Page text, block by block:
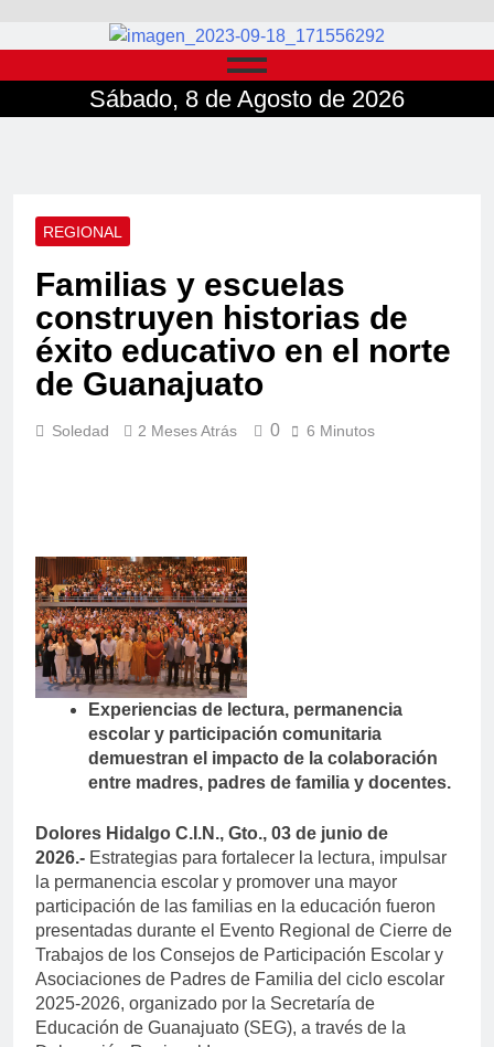
Sábado, 8 de Agosto de 2026
REGIONAL
Familias y escuelas
construyen historias de
éxito educativo en el norte
de Guanajuato
Soledad 2 Meses Atrás 0 6 Minutos
Experiencias de lectura, permanencia
escolar y participación comunitaria
demuestran el impacto de la colaboración
entre madres, padres de familia y docentes.
Dolores Hidalgo C.I.N., Gto., 03 de junio de
2026.- Estrategias para fortalecer la lectura, impulsar
la permanencia escolar y promover una mayor
participación de las familias en la educación fueron
presentadas durante el Evento Regional de Cierre de
Trabajos de los Consejos de Participación Escolar y
Asociaciones de Padres de Familia del ciclo escolar
2025-2026, organizado por la Secretaría de
Educación de Guanajuato (SEG), a través de la